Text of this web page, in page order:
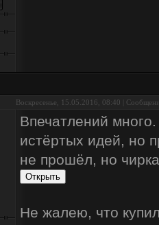
Воскресенье, 15.05.2016, 08:40 |
Впечатлений
истёртых идей, но
не прошёл, но
Не жалею, что